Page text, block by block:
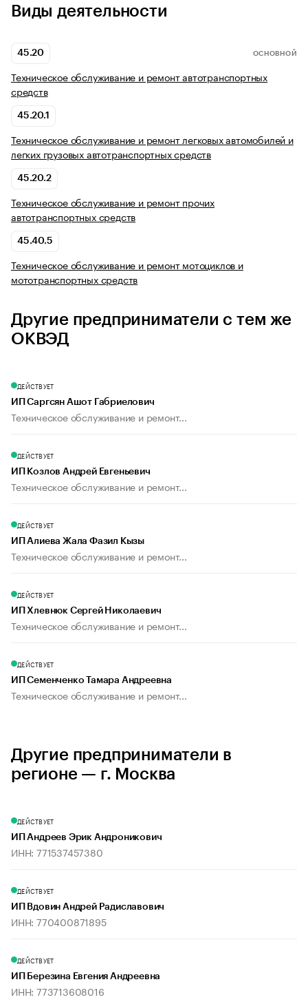
Виды деятельности
45.20 ОСНОВНОЙ
Техническое обслуживание и ремонт автотранспортных
средств
45.20.1
Техническое обслуживание и ремонт легковых автомобилей и
легких грузовых автотранспортных средств
45.20.2
Техническое обслуживание и ремонт прочих
автотранспортных средств
45.40.5
Техническое обслуживание и ремонт мотоциклов и
мототранспортных средств
Другие предприниматели с тем же
ОКВЭД
ДЕЙСТВУЕТ
ИП Саргсян Ашот Габриелович
Техническое обслуживание и ремонт...
ДЕЙСТВУЕТ
ИП Козлов Андрей Евгеньевич
Техническое обслуживание и ремонт...
ДЕЙСТВУЕТ
ИП Алиева Жала Фазил Кызы
Техническое обслуживание и ремонт...
ДЕЙСТВУЕТ
ИП Хлевнюк Сергей Николаевич
Техническое обслуживание и ремонт...
ДЕЙСТВУЕТ
ИП Семенченко Тамара Андреевна
Техническое обслуживание и ремонт...
Другие предприниматели в
регионе — г. Москва
ДЕЙСТВУЕТ
ИП Андреев Эрик Андроникович
ИНН: 771537457380
ДЕЙСТВУЕТ
ИП Вдовин Андрей Радиславович
ИНН: 770400871895
ДЕЙСТВУЕТ
ИП Березина Евгения Андреевна
ИНН: 773713608016